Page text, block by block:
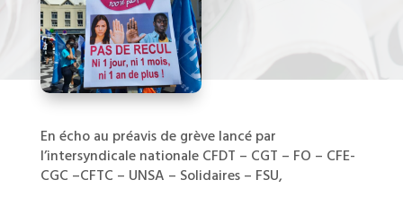
En écho au préavis de grève lancé par
l’intersyndicale nationale CFDT – CGT – FO – CFE-
CGC –CFTC – UNSA – Solidaires – FSU,